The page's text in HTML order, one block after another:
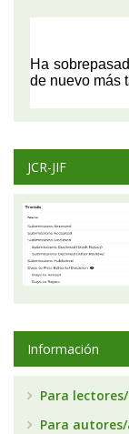
JCR-JIF
Información
Para
Para